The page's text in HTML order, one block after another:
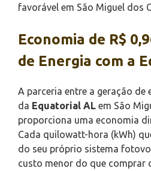
favorável em São Miguel dos
Economia de R$
de Energia com a
A parceria entre a geração de
da Equatorial AL em São
proporciona uma economia
Cada quilowatt-hora (kWh)
do seu próprio sistema
custo menor do que comprar